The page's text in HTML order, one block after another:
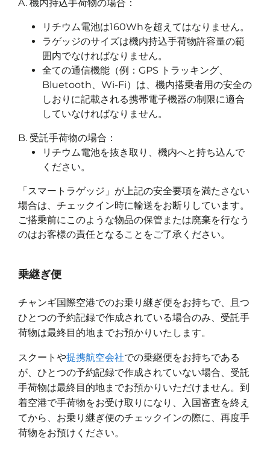
A. 機内持込手荷物の場合：
リチウム電池は160Whを超えてはなりません。
ラゲッジのサイズは機内持込手荷物許容量の範
囲内でなければなりません。
全ての通信機能（例：GPS トラッキング、
Bluetooth、Wi-Fi）は、機内搭乗者用の安全の
しおりに記載される携帯電子機器の制限に適合
していなければなりません。
B. 受託手荷物の場合：
リチウム電池を抜き取り、機内へと持ち込んで
ください。
「スマートラゲッジ」が上記の安全要項を満たさない
場合は、チェックイン時に輸送をお断りしています。
ご搭乗前にこのような物品の保管または廃棄を行なう
のはお客様の責任となることをご了承ください。
乗継ぎ便
チャンギ国際空港でのお乗り継ぎ便をお持ちで、且つ
ひとつの予約記録で作成されている場合のみ、受託手
荷物は最終目的地までお預かりいたします。
スクートや提携航空会社での乗継便をお持ちである
が、ひとつの予約記録で作成されていない場合、受託
手荷物は最終目的地までお預かりいただけません。到
着空港で手荷物をお受け取りになり、入国審査を終え
てから、お乗り継ぎ便のチェックインの際に、再度手
荷物をお預けください。